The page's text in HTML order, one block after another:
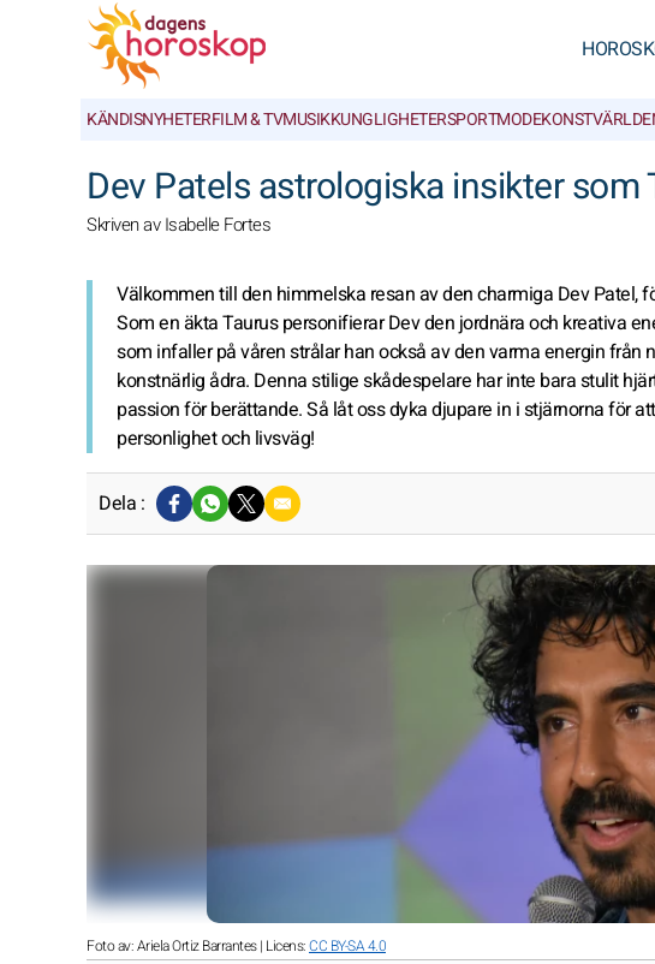
KÄNDISNYHETERFILM & TVMUSIKKUNGLIGHETERSPORTMODE
Dev Patels astrologiska insikter som
Skriven av Isabelle Fortes
Välkommen till den himmelska resan av den charmiga Dev Patel,
Som en äkta Taurus personifierar Dev den jordnära och kreativa
som infaller på våren strålar han också av den varma energin
konstnärlig ådra. Denna stilige skådespelare har inte bara stulit
passion för berättande. Så låt oss dyka djupare in i stjärnorna för
personlighet och livsväg!
Dela :
Foto av: Ariela Ortiz Barrantes | Licens:CC BY-SA 4.0